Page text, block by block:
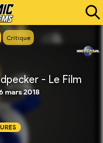
Critique
- Le Film
mars 2018